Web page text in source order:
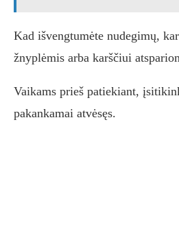
Kad išvengtumėte nudegimų,
žnyplėmis arba karščiui
Vaikams prieš patiekiant,
pakankamai atvėsęs.